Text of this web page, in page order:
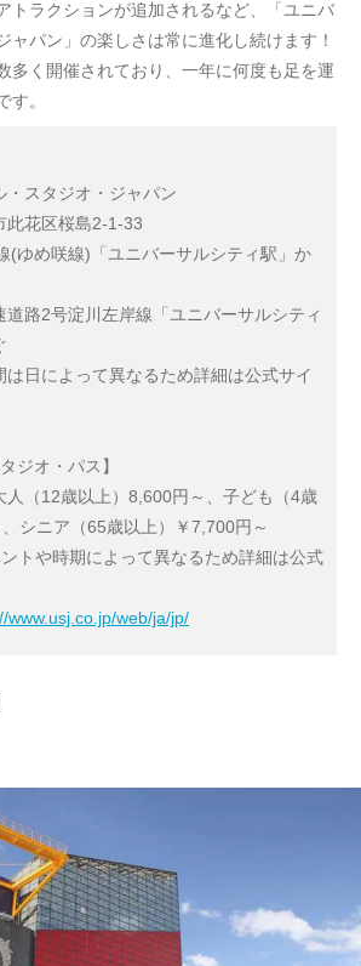
トラクションが追加されるなど、「ユニバ
ャパン」の楽しさは常に進化し続けます！
多く開催されており、一年に何度も足を運
す。
・スタジオ・ジャパン
此花区桜島2-1-33
(ゆめ咲線)「ユニバーサルシティ駅」か
淀川左岸線「ユニバーサルシティ
は日によって異なるため詳細は公式サイ
ジオ・パス】
12歳以上）8,600円～、子ども（4歳
シニア（65歳以上）￥7,700円～
時期によって異なるため詳細は公式
www.usj.co.jp/web/ja/jp/